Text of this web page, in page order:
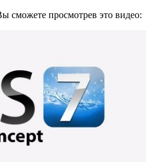
сможете просмотрев это видео: